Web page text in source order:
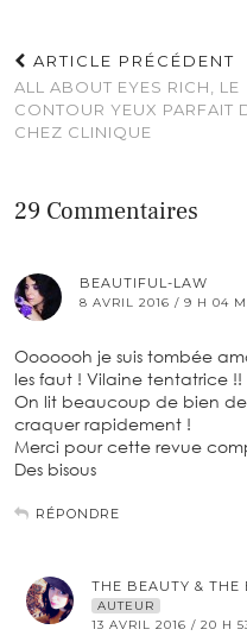
ARTICLE PRÉCÉDENT
ALL ABOUT EYES RICH, LE
CONTOUR YEUX PARFAIT
CHEZ CLINIQUE
29 Commentaires
BEAUTIFUL-LAW
8 AVRIL 2016 / 9 H 04
Ooooooh je suis tombée
les faut ! Vilaine tentatrice !!
On lit beaucoup de bien de
craquer rapidement !
Merci pour cette revue
Des bisous
RÉPONDRE
THE BEAUTY & THE
AUTEUR
13 AVRIL 2016 / 20 H